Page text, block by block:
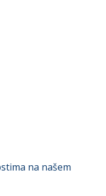
na našem